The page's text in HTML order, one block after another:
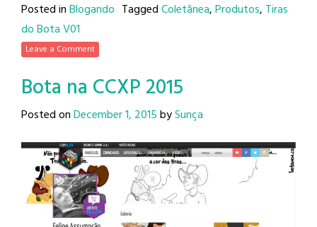
Posted inBlogando TaggedColetânea,Produtos, Tiras
do Bota V01
Leave a Comment
Bota na CCXP 2015
Posted onDecember 1, 2015bySunça